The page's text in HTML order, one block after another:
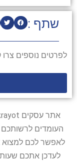
שתף :
לפרטים נוספים
העומדים לרשותכם
לאפשר לכם למצוא
לעדכן אתכם